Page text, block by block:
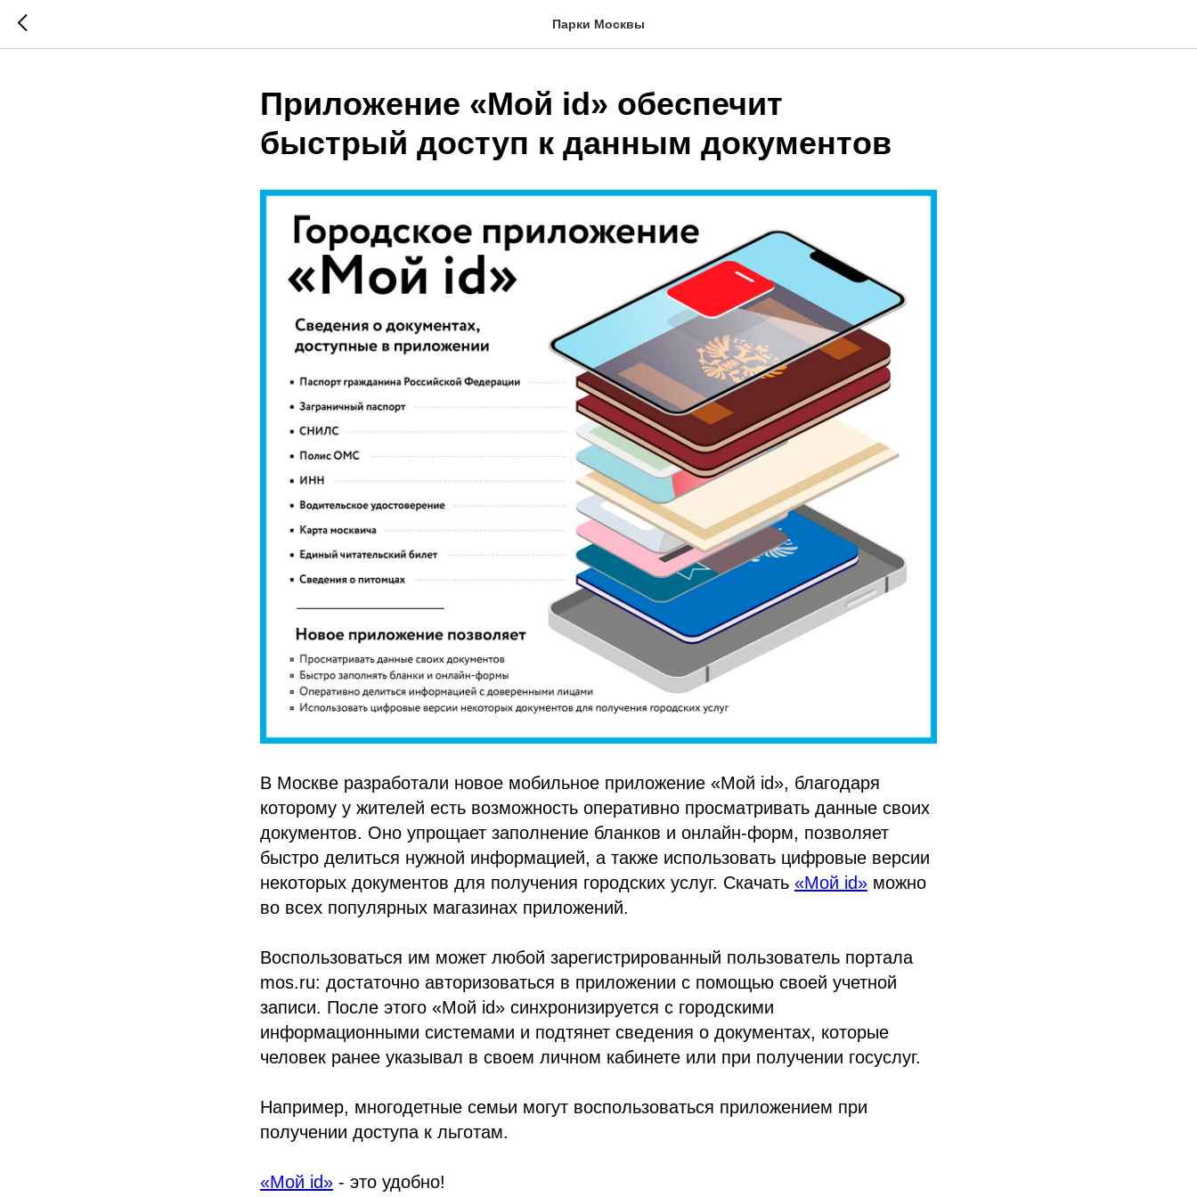
Парки Москвы
Приложение «Мой id» обеспечит
быстрый доступ к данным документов
В Москве разработали новое мобильное приложение «Мой id», благодаря
которому у жителей есть возможность оперативно просматривать данные своих
документов. Оно упрощает заполнение бланков и онлайн-форм, позволяет
быстро делиться нужной информацией, а также использовать цифровые версии
некоторых документов для получения городских услуг. Скачать «Мой id» можно
во всех популярных магазинах приложений.
Воспользоваться им может любой зарегистрированный пользователь портала
mos.ru: достаточно авторизоваться в приложении с помощью своей учетной
записи. После этого «Мой id» синхронизируется с городскими
информационными системами и подтянет сведения о документах, которые
человек ранее указывал в своем личном кабинете или при получении госуслуг.
Например, многодетные семьи могут воспользоваться приложением при
получении доступа к льготам.
«Мой id» - это удобно!